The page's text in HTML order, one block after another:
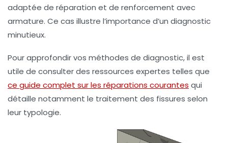
adaptée de réparation et de renforcement avec
armature. Ce cas illustre l’importance d’un diagnostic
minutieux.
Pour approfondir vos méthodes de diagnostic, il est
utile de consulter des ressources expertes telles que
ce guide complet sur les réparations courantes qui
détaille notamment le traitement des fissures selon
leur typologie.